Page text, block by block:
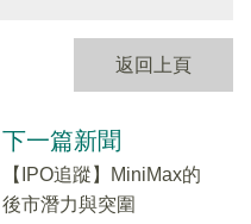
返回上頁
下一篇新聞
【IPO追蹤】MiniMax的
後市潛力與突圍